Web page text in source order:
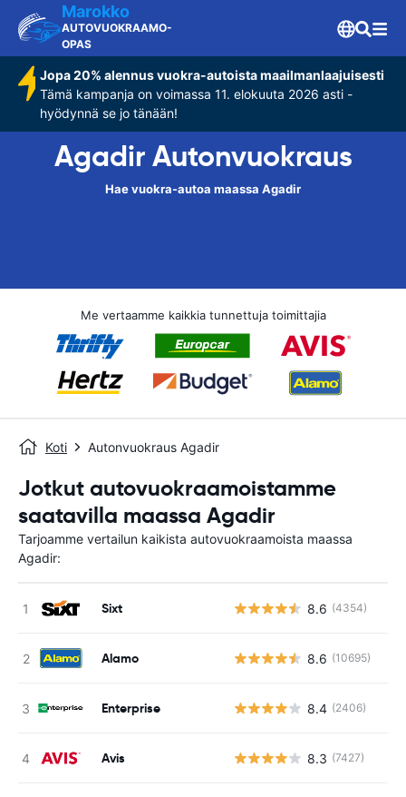
Marokko
AUTOVUOKRAAMO-
OPAS
Jopa 20% alennus vuokra-autoista maailmanlaajuisesti
Tämä kampanja on voimassa 11. elokuuta 2026 asti -
hyödynnä se jo tänään!
Agadir Autonvuokraus
Hae vuokra-autoa maassa Agadir
Me vertaamme kaikkia tunnettuja toimittajia
Koti Autonvuokraus Agadir
Jotkut autovuokraamoistamme
saatavilla maassa Agadir
Tarjoamme vertailun kaikista autovuokraamoista maassa
Agadir:
Sixt 8.6 (4354)
Alamo 8.6 (10695)
Enterprise 8.4 (2406)
Avis 8.3 (7427)